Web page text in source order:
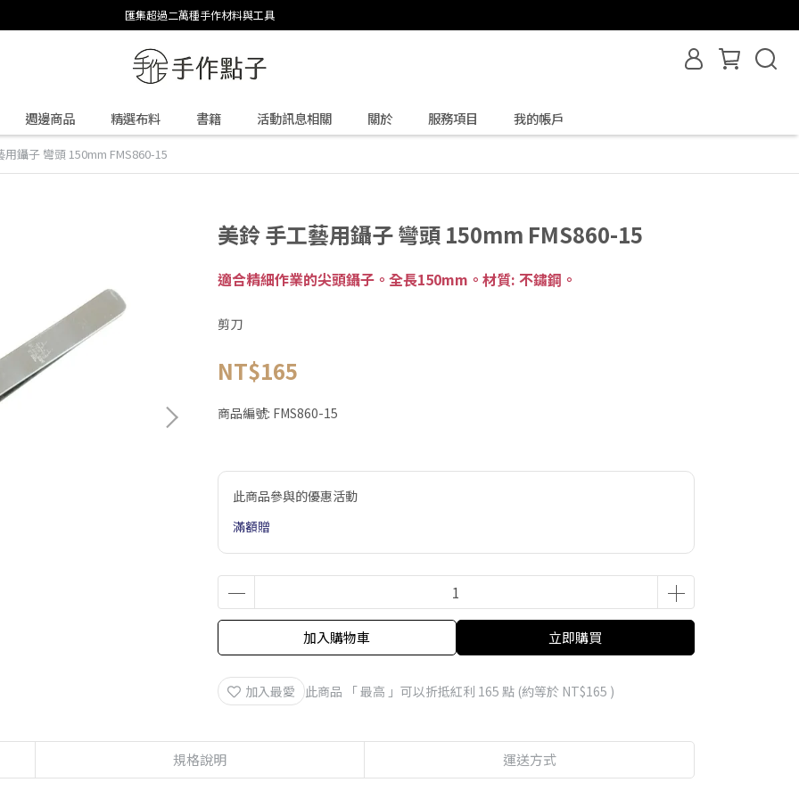
匯集超過二萬種手作材料與工具
週邊商品 精選布料 書籍 活動訊息相關 關於 服務項目 我的帳戶
用鑷子 彎頭 150mm FMS860-15
美鈴 手工藝用鑷子 彎頭 150mm FMS860-15
適合精細作業的尖頭鑷子。全長150mm。材質: 不鏽鋼。
剪刀
NT$165
商品編號: FMS860-15
此商品參與的優惠活動
滿額贈
加入購物車 立即購買
加入最愛 此商品 「 最高 」可以折抵紅利 165 點 (約等於 NT$165 )
規格說明 運送方式